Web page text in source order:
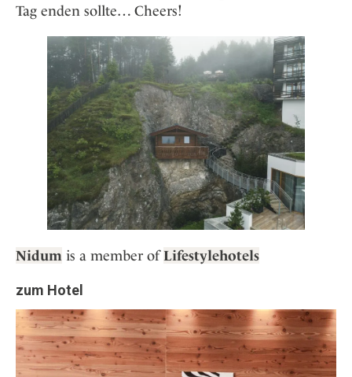
Tag enden sollte… Cheers!
Nidum is a member ofLifestylehotels
zum Hotel